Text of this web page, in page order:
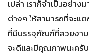
เปล่า เราก็จำเป็นอย่าง
ต่างๆ ให้สามารถที่จะแ
ที่มีบรรจุภัณฑ์ที่สวยงาม
จะดีและมีคุณภาพนะครั